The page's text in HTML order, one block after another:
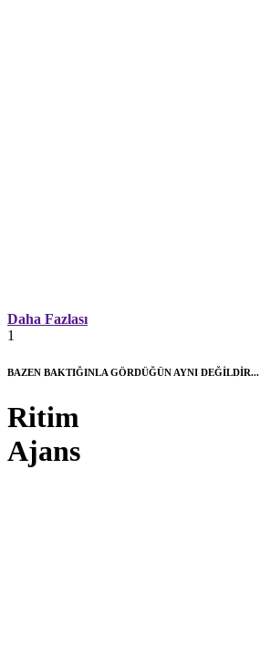
Daha Fazlası
1
BAZEN BAKTIĞINLA GÖRDÜĞÜN AYNI DEĞİLDİR...
Ritim
Ajans